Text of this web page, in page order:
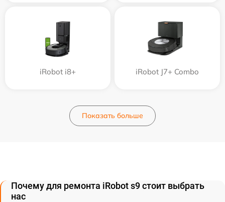
iRobot i8+ iRobot J7+ Combo
Показать больше
Почему для ремонта iRobot s9 стоит выбрать
нас